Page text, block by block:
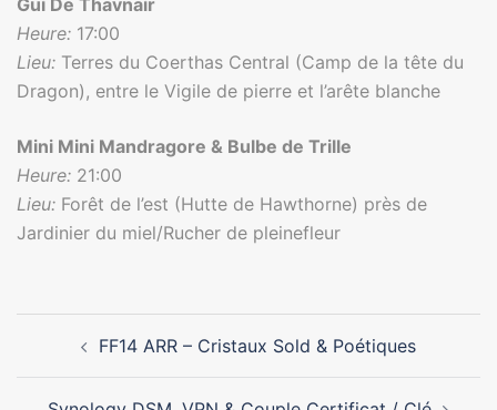
Gui De Thavnair
Heure: 17:00
Lieu: Terres du Coerthas Central (Camp de la tête du
Dragon), entre le Vigile de pierre et l’arête blanche
Mini Mini Mandragore & Bulbe de Trille
Heure: 21:00
Lieu: Forêt de l’est (Hutte de Hawthorne) près de
Jardinier du miel/Rucher de pleinefleur
d’articleFF14 ARR – Cristaux Sold & Poétiques